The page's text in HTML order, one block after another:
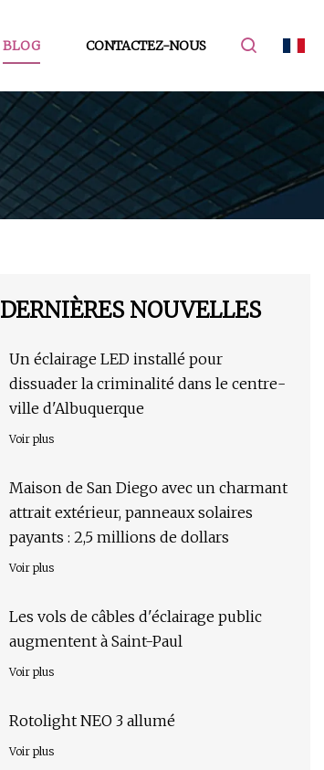
BLOG CONTACTEZ-NOUS
DERNIÈRES NOUVELLES
Un éclairage LED installé pour
dissuader la criminalité dans le centre-
ville d'Albuquerque
Voir plus
Maison de San Diego avec un charmant
attrait extérieur, panneaux solaires
payants : 2,5 millions de dollars
Voir plus
Les vols de câbles d'éclairage public
augmentent à Saint-Paul
Voir plus
Rotolight NEO 3 allumé
Voir plus